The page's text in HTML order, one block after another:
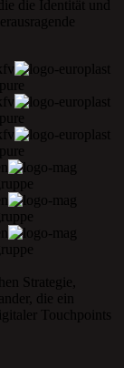
die Identität und
Strategie,
die ein
Touchpoints